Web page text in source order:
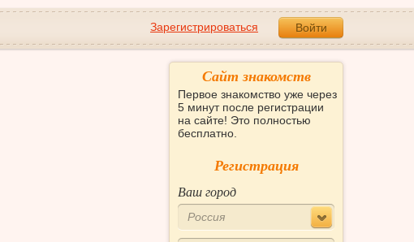
Зарегистрироваться Войти
Сайт знакомств
Первое знакомство уже через
5 минут после регистрации
на сайте! Это полностью
бесплатно.
Регистрация
Ваш город
Россия